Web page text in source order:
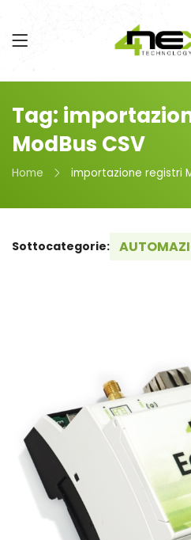
Tag:
ModBus CSV
Home importazione registri
Sottocategorie: